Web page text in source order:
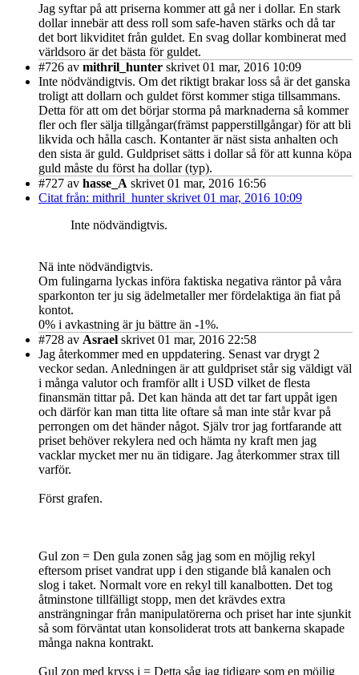
Jag syftar på att priserna kommer att gå ner i dollar. En stark
dollar innebär att dess roll som safe-haven stärks och då tar
det bort likviditet från guldet. En svag dollar kombinerat med
världsoro är det bästa för guldet.
#726 av mithril_hunter skrivet 01 mar, 2016 10:09
Inte nödvändigtvis. Om det riktigt brakar loss så är det ganska
troligt att dollarn och guldet först kommer stiga tillsammans.
Detta för att om det börjar storma på marknaderna så kommer
fler och fler sälja tillgångar(främst papperstillgångar) för att bli
likvida och hålla casch. Kontanter är näst sista anhalten och
den sista är guld. Guldpriset sätts i dollar så för att kunna köpa
guld måste du först ha dollar (typ).
#727 av hasse_A skrivet 01 mar, 2016 16:56
Citat från: mithril_hunter skrivet 01 mar, 2016 10:09
Inte nödvändigtvis.
Nä inte nödvändigtvis.
Om fulingarna lyckas införa faktiska negativa räntor på våra
sparkonton ter ju sig ädelmetaller mer fördelaktiga än fiat på
kontot.
0% i avkastning är ju bättre än -1%.
#728 av Asrael skrivet 01 mar, 2016 22:58
Jag återkommer med en uppdatering. Senast var drygt 2
veckor sedan. Anledningen är att guldpriset står sig väldigt väl
i många valutor och framför allt i USD vilket de flesta
finansmän tittar på. Det kan hända att det tar fart uppåt igen
och därför kan man titta lite oftare så man inte står kvar på
perrongen om det händer något. Själv tror jag fortfarande att
priset behöver rekylera ned och hämta ny kraft men jag
vacklar mycket mer nu än tidigare. Jag återkommer strax till
varför.
Först grafen.
Gul zon = Den gula zonen såg jag som en möjlig rekyl
eftersom priset vandrat upp i den stigande blå kanalen och
slog i taket. Normalt vore en rekyl till kanalbotten. Det tog
åtminstone tillfälligt stopp, men det krävdes extra
ansträngningar från manipulatörerna och priset har inte sjunkit
så som förväntat utan konsoliderat trots att bankerna skapade
många nakna kontrakt.
Gul zon med kryss i = Detta såg jag tidigare som en möjlig